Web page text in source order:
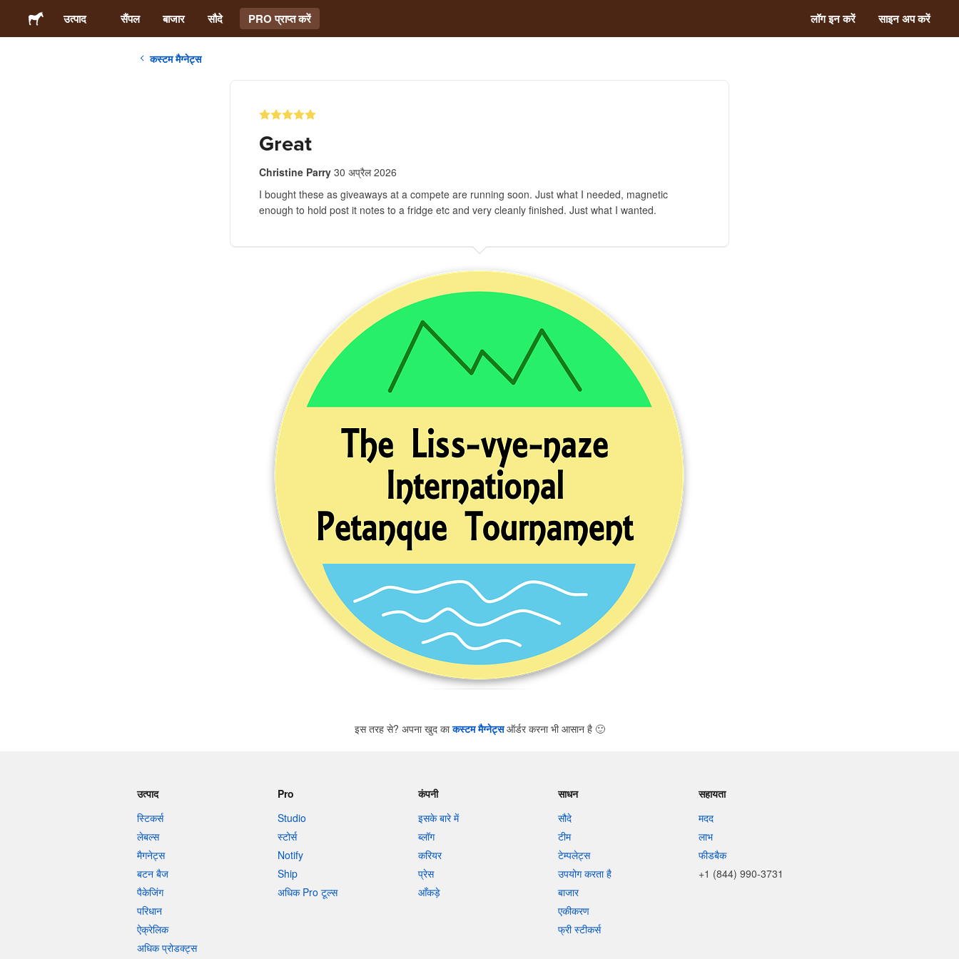
उत्पाद सैंपल बाजार सौदे PRO प्राप्त करें लॉग इन करें साइन अप करें
कस्टम मैग्नेट्स
Great
Christine Parry 30 अप्रैल 2026
I bought these as giveaways at a compete are running soon. Just what I needed, magnetic
enough to hold post it notes to a fridge etc and very cleanly finished. Just what I wanted.
इस तरह से? अपना खुद काकस्टम मैग्नेट्सऑर्डर करना भी आसान है 🙂
उत्पाद
स्टिकर्स
लेबल्स
मैगनेट्स
बटन बैज
पैकेजिंग
परिधान
ऐक्रेलिक
अधिक प्रोडक्ट्स
Pro
Studio
स्टोर्स
Notify
Ship
अधिक Pro टूल्स
कंपनी
इसके बारे में
ब्लॉग
करियर
प्रेस
आँकड़े
साधन
सौदे
टीम
टेम्पलेट्स
उपयोग करता है
बाजार
एकीकरण
फ्री स्टीकर्स
सहायता
मदद
लाभ
फीडबैक
+1 (844) 990-3731